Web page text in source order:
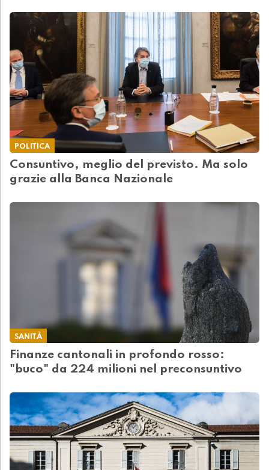
POLITICA
Consuntivo, meglio del previsto. Ma solo
grazie alla Banca Nazionale
SANITÀ
Finanze cantonali in profondo rosso:
"buco" da 224 milioni nel preconsuntivo